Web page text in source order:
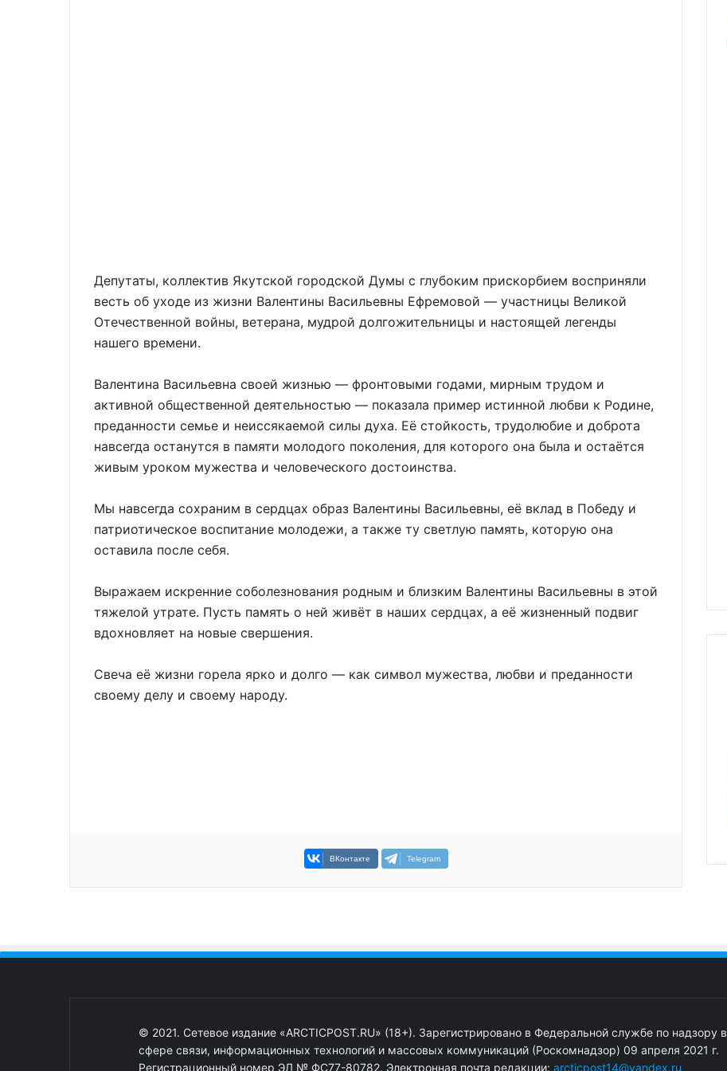
Депутаты, коллектив Якутской городской Думы с глубоким прискорбием восприняли
весть об уходе из жизни Валентины Васильевны Ефремовой — участницы Великой
Отечественной войны, ветерана, мудрой долгожительницы и настоящей легенды
нашего времени.
Валентина Васильевна своей жизнью — фронтовыми годами, мирным трудом и
активной общественной деятельностью — показала пример истинной любви к Родине,
преданности семье и неиссякаемой силы духа. Её стойкость, трудолюбие и доброта
навсегда останутся в памяти молодого поколения, для которого она была и остаётся
живым уроком мужества и человеческого достоинства.
Мы навсегда сохраним в сердцах образ Валентины Васильевны, её вклад в Победу и
патриотическое воспитание молодежи, а также ту светлую память, которую она
оставила после себя.
Выражаем искренние соболезнования родным и близким Валентины Васильевны в этой
тяжелой утрате. Пусть память о ней живёт в наших сердцах, а её жизненный подвиг
вдохновляет на новые свершения.
Свеча её жизни горела ярко и долго — как символ мужества, любви и преданности
своему делу и своему народу.
ВКонтакте Telegram
© 2021. Сетевое издание «ARCTICPOST.RU» (18+). Зарегистрировано в Федеральной службе по надзору в
сфере связи, информационных технологий и массовых коммуникаций (Роскомнадзор) 09 апреля 2021 г.
Регистрационный номер ЭЛ № ФС77-80782. Электронная почта редакции: arcticpost14@yandex.ru